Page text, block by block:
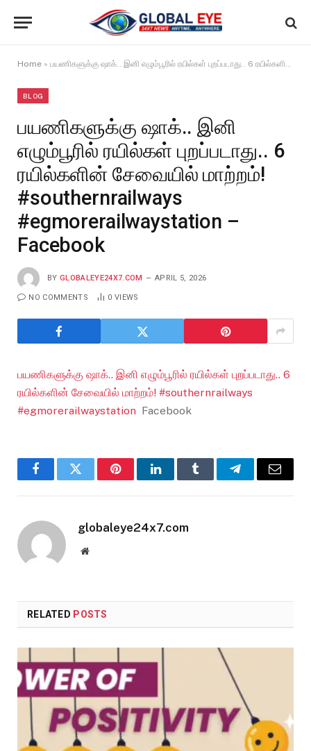
Home » பயணிகளுக்கு ஷாக்.. இனி எழும்பூரில் ரயில்கள் புறப்படாது.. 6 ரயில்களின் சேவையில் மாற்றம்! #southernrailways #egmorerailwaystation – Facebook
BLOG
பயணிகளுக்கு ஷாக்.. இனி
எழும்பூரில் ரயில்கள் புறப்படாது.. 6
ரயில்களின் சேவையில் மாற்றம்!
#southernrailways
#egmorerailwaystation –
Facebook
BY GLOBALEYE24X7.COM APRIL 5, 2026
NO COMMENTS 0 VIEWS
பயணிகளுக்கு ஷாக்.. இனி எழும்பூரில் ரயில்கள் புறப்படாது.. 6
ரயில்களின் சேவையில் மாற்றம்! #southernrailways
#egmorerailwaystation Facebook
FacebookTwitter PinterestLinkedInTumblr TelegramEmail
globaleye24x7.com
Website
RELATED POSTS